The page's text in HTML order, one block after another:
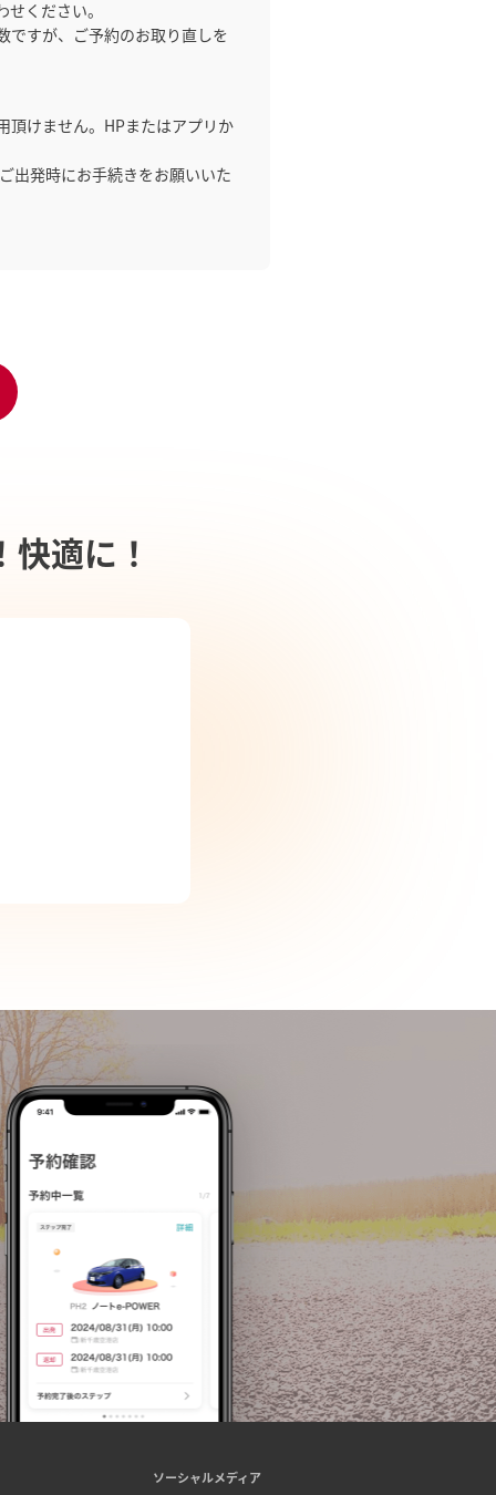
ください。
ですが、ご予約のお取り直しを
頂けません。HPまたはアプリか
出発時にお手続きをお願いいた
適に！
ソーシャルメディア